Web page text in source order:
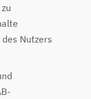
Nutzers